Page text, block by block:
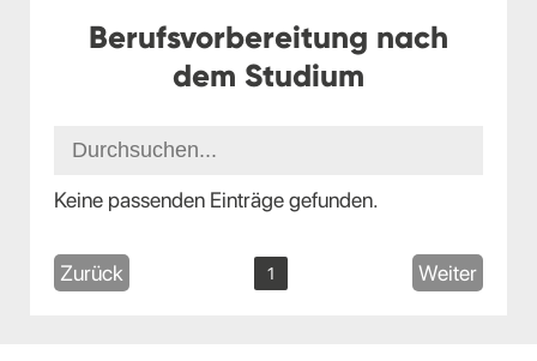
Berufsvorbereitung nach
dem Studium
Keine passenden Einträge gefunden.
Zurück 1 Weiter